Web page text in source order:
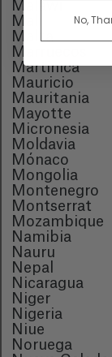
Malawi
Mali
Malta
Marruecos
Martinica
Mauricio
Mauritania
Mayotte
Micronesia
Moldavia
Mónaco
Mongolia
Montenegro
Montserrat
Mozambique
Namibia
Nauru
Nepal
Nicaragua
Niger
Nigeria
Niue
Noruega
No,